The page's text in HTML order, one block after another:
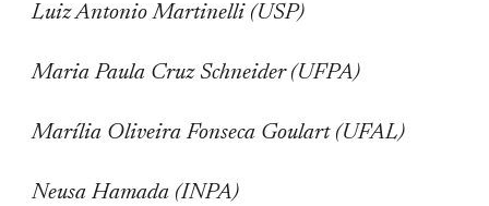
Luiz Antonio Martinelli (USP)
Maria Paula Cruz Schneider (UFPA)
Marília Oliveira Fonseca Goulart (UFAL)
Neusa Hamada (INPA)